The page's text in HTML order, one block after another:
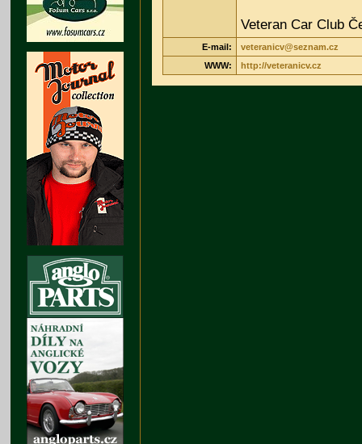
Veteran Car Club
E-mail:
veteranicv@seznam.cz
WWW:
http://veteranicv.cz